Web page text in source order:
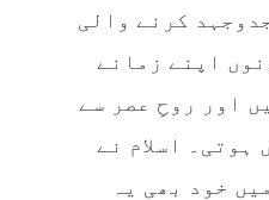
کرنے والی
اپنے زمانے
اور روحِ عصر سے
ہوتی۔ اسلام نے
خود بھی یہ